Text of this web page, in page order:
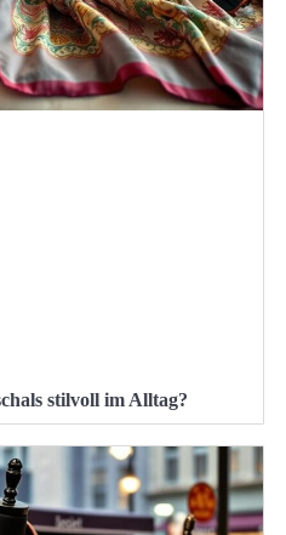
stilvoll im Alltag?